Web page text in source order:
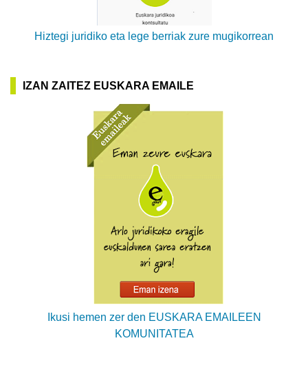
Hiztegi juridiko eta lege berriak zure mugikorrean
IZAN ZAITEZ EUSKARA EMAILE
Ikusi hemen zer den EUSKARA EMAILEEN
KOMUNITATEA